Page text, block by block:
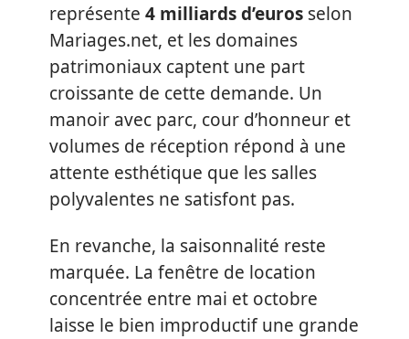
représente 4 milliards d’euros selon
Mariages.net, et les domaines
patrimoniaux captent une part
croissante de cette demande. Un
manoir avec parc, cour d’honneur et
volumes de réception répond à une
attente esthétique que les salles
polyvalentes ne satisfont pas.
En revanche, la saisonnalité reste
marquée. La fenêtre de location
concentrée entre mai et octobre
laisse le bien improductif une grande